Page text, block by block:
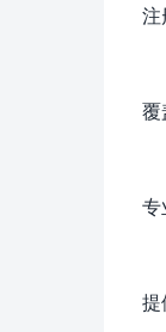
注
覆
专